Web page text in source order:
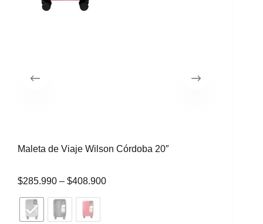
Maleta de Viaje Wilson Córdoba 20″
$285.990 – $408.900